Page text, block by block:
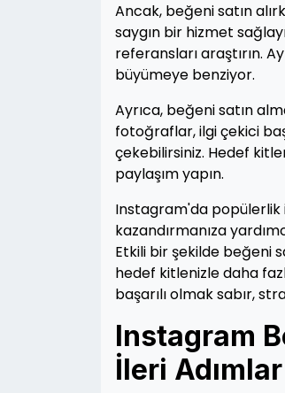
Ancak, beğeni satın
saygın bir hizmet
referansları araştırın.
büyümeye benziyor.
Ayrıca, beğeni satın
fotoğraflar, ilgi çekici
çekebilirsiniz. Hedef
paylaşım yapın.
Instagram'da popülerlik
kazandırmanıza
Etkili bir şekilde beğeni
hedef kitlenizle daha
başarılı olmak sabır,
Instagram
İleri Adımlar